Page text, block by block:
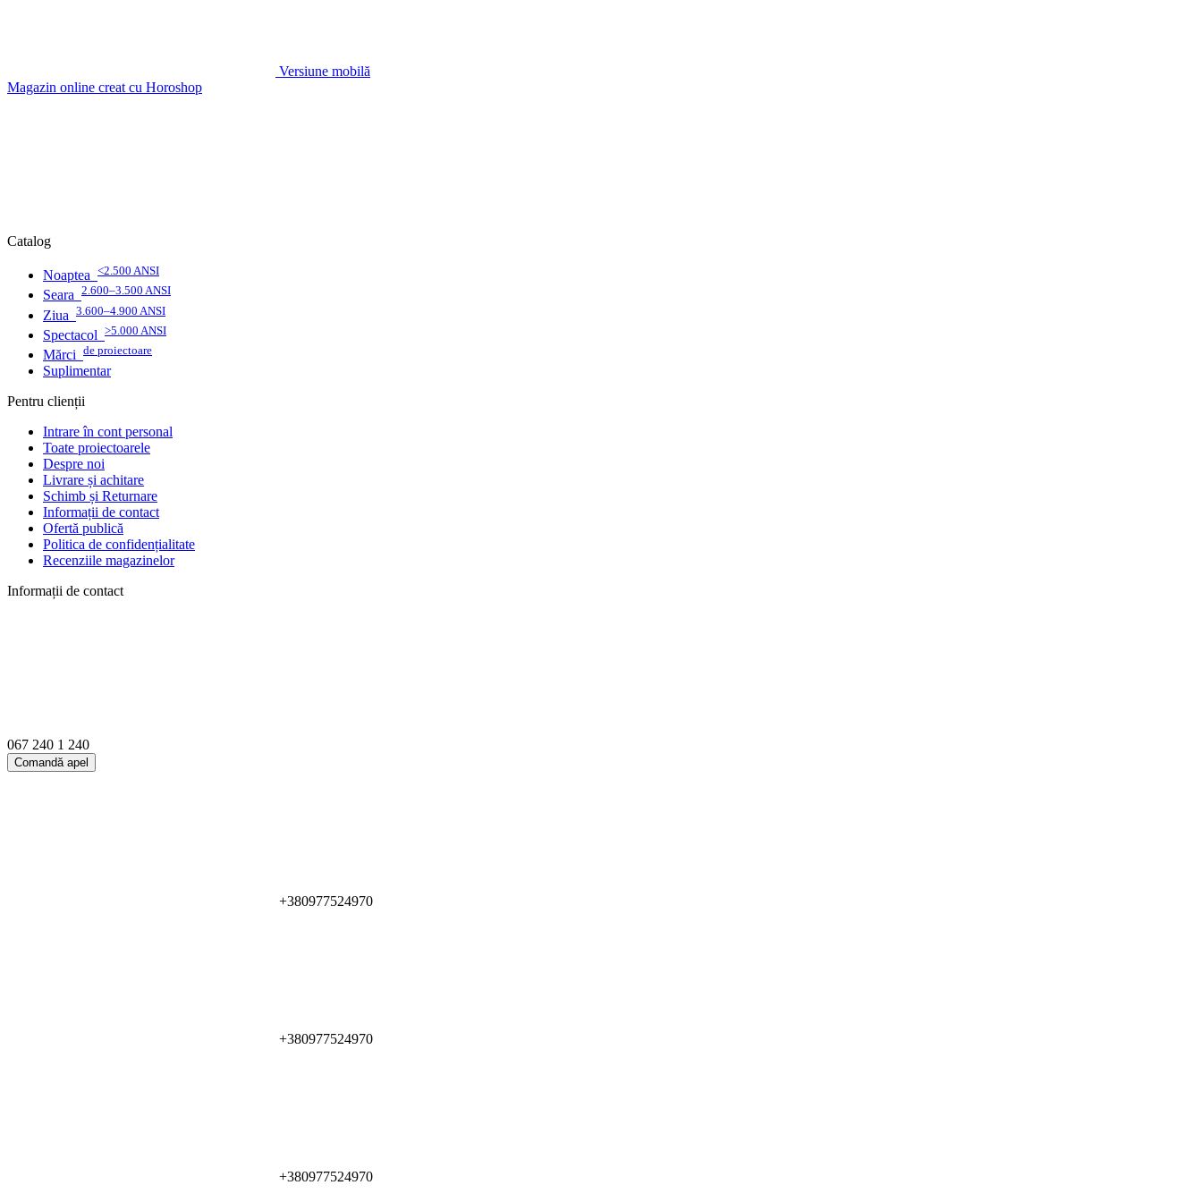
Versiune mobilă
Magazin online creat cu Horoshop
Catalog
Noaptea <2.500 ANSI
Seara 2.600–3.500 ANSI
Ziua 3.600–4.900 ANSI
Spectacol >5.000 ANSI
Mărci de proiectoare
Suplimentar
Pentru clienții
Intrare în cont personal
Toate proiectoarele
Despre noi
Livrare și achitare
Schimb și Returnare
Informații de contact
Ofertă publică
Politica de confidențialitate
Recenziile magazinelor
Informații de contact
067 240 1 240
Comandă apel
+380977524970
+380977524970
+380977524970